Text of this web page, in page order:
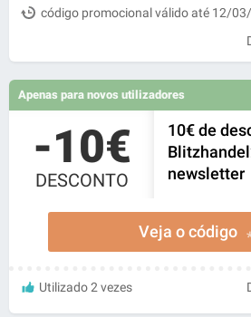
código promocional válido até 12/
Apenas para novos utilizadores
-10€
DESCONTO
10€ de
newsletter
Veja o código
Utilizado 2 vezes